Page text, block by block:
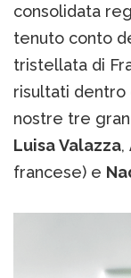
consolidata
tenuto conto
tristellata di
risultati dentro
nostre tre
Luisa Valazza,
francese) e